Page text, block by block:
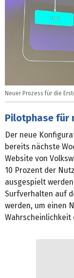
Neuer Prozess für die
Pilotphase für
Der neue
bereits nächste
Website von
10 Prozent der
ausgespielt
Surfverhalten auf
werden, um einen
Wahrscheinlichkeit